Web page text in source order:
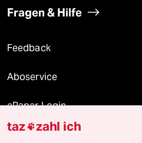
Fragen & Hilfe
Feedback
Aboservice
ePaper Login
Downloads für Abonnierende
taz zahl ich